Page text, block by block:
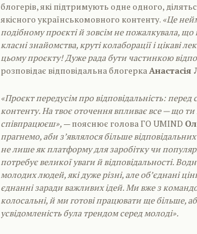
блогерів, які підтримують одне одного,
якісного українськомовного контенту. «Це
подібному проєкті й зовсім не пожалкувала,
класні знайомства, круті колаборації і цікаві
цьому проєкту! Дуже рада бути частинкою
розповідає відповідальна блогеркаАнастасія
«Проєкт передусім про відповідальність:
контенту. На твоє оточення впливає все — що
співпрацюєш», — пояснює голова ГО UMIND
прагнемо, аби з’являлося більше
не лише як платформу для заробітку чи
потребує великої уваги й відповідальності.
молодих людей, які дуже різні, але об’єднані
єднанні заради важливих ідей. Ми вже з
колосальні, й ми готові працювати ще більше,
усвідомленість була трендом серед молоді».